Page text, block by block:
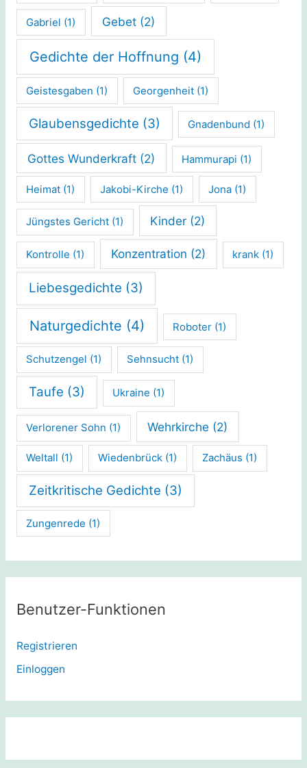
Gabriel (1) Gebet (2)
Gedichte der Hoffnung (4)
Geistesgaben (1) Georgenheit (1)
Glaubensgedichte (3) Gnadenbund (1)
Gottes Wunderkraft (2) Hammurapi (1)
Heimat (1) Jakobi-Kirche (1) Jona (1)
Jüngstes Gericht (1) Kinder (2)
Kontrolle (1) Konzentration (2) krank (1)
Liebesgedichte (3)
Naturgedichte (4) Roboter (1)
Schutzengel (1) Sehnsucht (1)
Taufe (3) Ukraine (1)
Verlorener Sohn (1) Wehrkirche (2)
Weltall (1) Wiedenbrück (1) Zachäus (1)
Zeitkritische Gedichte (3)
Zungenrede (1)
Benutzer-Funktionen
Registrieren
Einloggen